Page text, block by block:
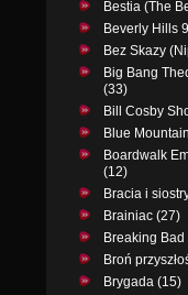
Bestia (The
Beverly Hills
Bez Skazy
Big Bang
(33)
Bill Cosby
Blue
Boardwalk
(12)
Bracia i
Brainiac (27)
Breaking Bad
Broń
Brygada (15)